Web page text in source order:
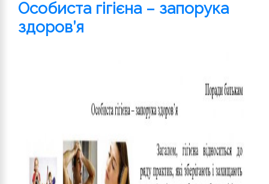
Особиста гігієна – запорука
здоров’я